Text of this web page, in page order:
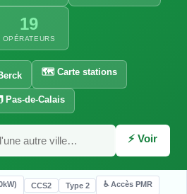
19
OPÉRATEURS
🗺️ Carte stations
de-Calais
⚡ Voir
CCS2 Type 2 ♿ Accès PMR
⚡ 60 kW ⚡ 24 kW
kW